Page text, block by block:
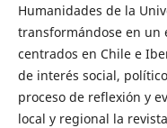
Humanidades de la
transformándose en un
centrados en Chile e
de interés social,
proceso de reflexión y
local y regional la